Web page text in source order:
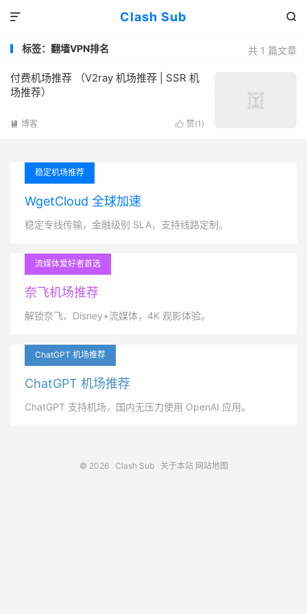
Clash Sub 

共 1 篇文章
标签：翻墙VPN排名
付费机场推荐 （V2ray 机场推荐 | SSR 机
场推荐）
 赞(1 )
 博客
稳定机场推荐
WgetCloud 全球加速
稳定专线传输，金融级别 SLA，支持线路定制。
流媒体爱好者首选
奈飞机场推荐
解锁奈飞、Disney+流媒体，4K 观影体验。
ChatGPT 机场推荐
ChatGPT 机场推荐
ChatGPT 支持机场，国内无压力使用 OpenAI 应用。
© 2026 Clash Sub 关于本站 网站地图